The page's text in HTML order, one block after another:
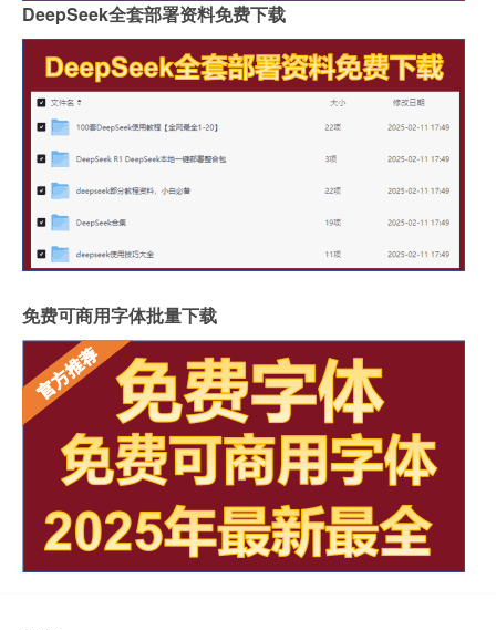
DeepSeek全套部署资料免费下载
免费可商用字体批量下载